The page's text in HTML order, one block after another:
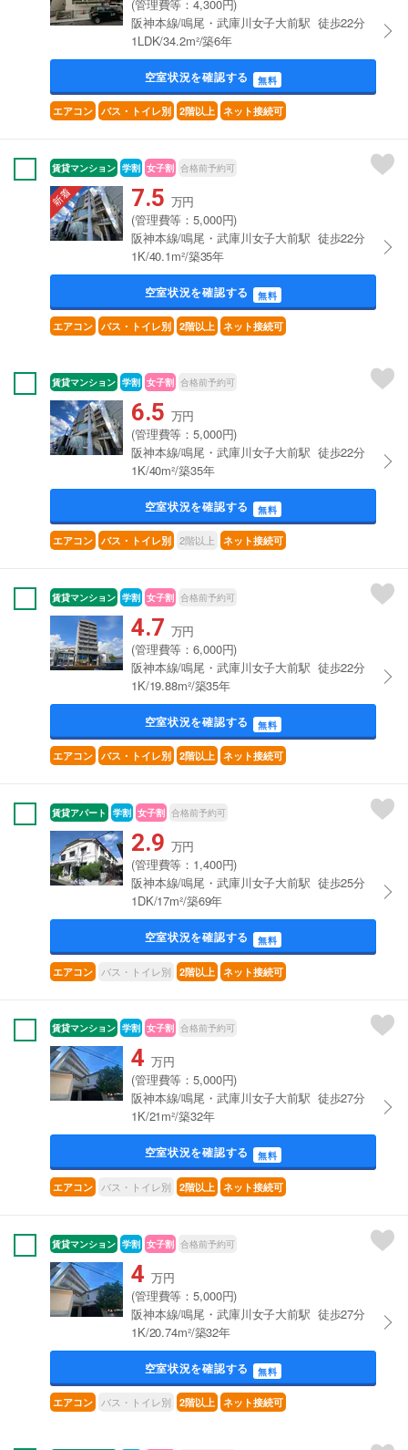
(管理費等：4,300円)
阪神本線/鳴尾・武庫川女子大前駅 徒歩22分
1LDK/34.2m²/築6年
空室状況を確認する 無料
エアコン バス・トイレ別 2階以上 ネット接続可
賃貸マンション 学割 女子割 合格前予約可
7.5 万円
(管理費等：5,000円)
阪神本線/鳴尾・武庫川女子大前駅 徒歩22分
1K/40.1m²/築35年
空室状況を確認する 無料
エアコン バス・トイレ別 2階以上 ネット接続可
賃貸マンション 学割 女子割 合格前予約可
6.5 万円
(管理費等：5,000円)
阪神本線/鳴尾・武庫川女子大前駅 徒歩22分
1K/40m²/築35年
空室状況を確認する 無料
エアコン バス・トイレ別 2階以上 ネット接続可
賃貸マンション 学割 女子割 合格前予約可
4.7 万円
(管理費等：6,000円)
阪神本線/鳴尾・武庫川女子大前駅 徒歩22分
1K/19.88m²/築35年
空室状況を確認する 無料
エアコン バス・トイレ別 2階以上 ネット接続可
賃貸アパート 学割 女子割 合格前予約可
2.9 万円
(管理費等：1,400円)
阪神本線/鳴尾・武庫川女子大前駅 徒歩25分
1DK/17m²/築69年
空室状況を確認する 無料
エアコン バス・トイレ別 2階以上 ネット接続可
賃貸マンション 学割 女子割 合格前予約可
4 万円
(管理費等：5,000円)
阪神本線/鳴尾・武庫川女子大前駅 徒歩27分
1K/21m²/築32年
空室状況を確認する 無料
エアコン バス・トイレ別 2階以上 ネット接続可
賃貸マンション 学割 女子割 合格前予約可
4 万円
(管理費等：5,000円)
阪神本線/鳴尾・武庫川女子大前駅 徒歩27分
1K/20.74m²/築32年
空室状況を確認する 無料
エアコン バス・トイレ別 2階以上 ネット接続可